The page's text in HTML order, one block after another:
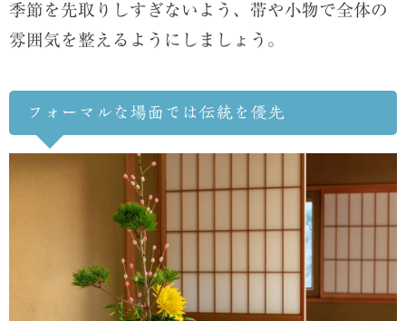
季節を先取りしすぎないよう、帯や小物で全体の
雰囲気を整えるようにしましょう。
フォーマルな場面では伝統を優先